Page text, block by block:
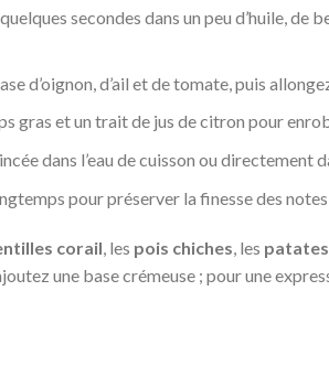
secondes dans un peu d’huile,
d’oignon, d’ail et de tomate, puis
gras et un trait de jus de citron pour
dans l’eau de cuisson ou
pour préserver la finesse des
corail, les pois chiches, les
une base crémeuse ; pour une